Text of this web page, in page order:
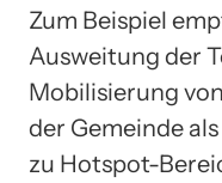
Zum Beispiel
Ausweitung der
Mobilisierung
der Gemeinde
zu Hotspot-